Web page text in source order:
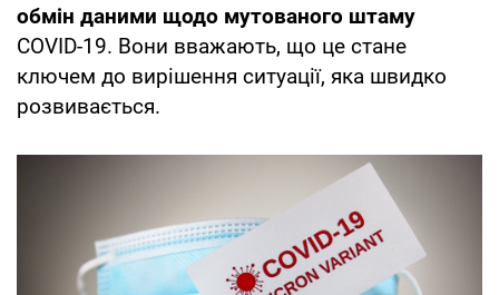
обмін даними щодо мутованого штаму
COVID-19. Вони вважають, що це стане
ключем до вирішення ситуації, яка швидко
розвивається.